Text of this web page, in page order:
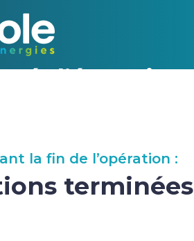
d’énergies
la fin de l’opération :
terminées